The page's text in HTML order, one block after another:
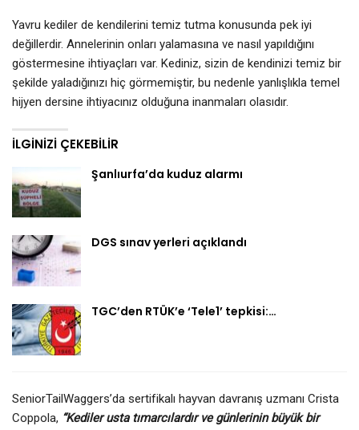
Yavru kediler de kendilerini temiz tutma konusunda pek iyi
değillerdir. Annelerinin onları yalamasına ve nasıl yapıldığını
göstermesine ihtiyaçları var. Kediniz, sizin de kendinizi temiz bir
şekilde yaladığınızı hiç görmemiştir, bu nedenle yanlışlıkla temel
hijyen dersine ihtiyacınız olduğuna inanmaları olasıdır.
İLGINIZI ÇEKEBILIR
Şanlıurfa’da kuduz alarmı
DGS sınav yerleri açıklandı
TGC’den RTÜK’e ‘Tele1’ tepkisi:…
SeniorTailWaggers’da sertifikalı hayvan davranış uzmanı Crista
Coppola, “Kediler usta tımarcılardır ve günlerinin büyük bir